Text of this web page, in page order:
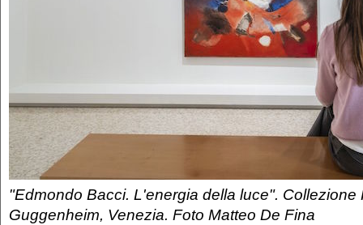
"Edmondo Bacci. L'energia della luce". Collezione
Guggenheim, Venezia. Foto Matteo De Fina